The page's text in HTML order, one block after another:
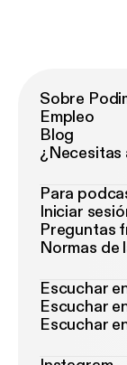
Sobre
Empleo
Blog
¿Necesitas
Para
Iniciar
Preguntas
Normas de
Escuchar
Escuchar
Escuchar